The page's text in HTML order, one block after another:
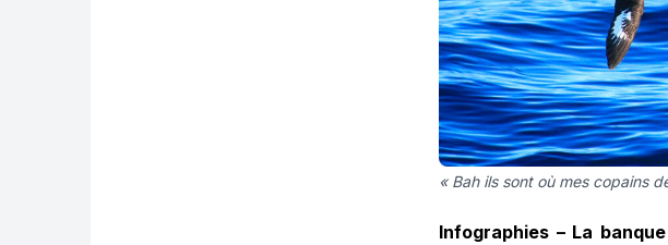
« Bah ils sont où mes copains
Infographies – La